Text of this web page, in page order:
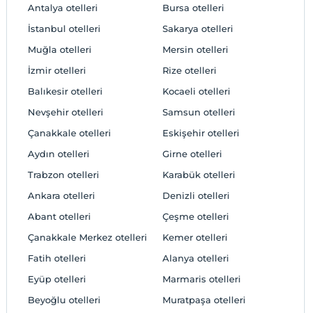
Antalya otelleri
İstanbul otelleri
Muğla otelleri
İzmir otelleri
Balıkesir otelleri
Nevşehir otelleri
Çanakkale otelleri
Aydın otelleri
Trabzon otelleri
Ankara otelleri
Bursa otelleri
Sakarya otelleri
Mersin otelleri
Rize otelleri
Kocaeli otelleri
Samsun otelleri
Eskişehir otelleri
Girne otelleri
Karabük otelleri
Denizli otelleri
Abant otelleri
Çanakkale Merkez otelleri
Fatih otelleri
Eyüp otelleri
Beyoğlu otelleri
Çeşme otelleri
Kemer otelleri
Alanya otelleri
Marmaris otelleri
Muratpaşa otelleri